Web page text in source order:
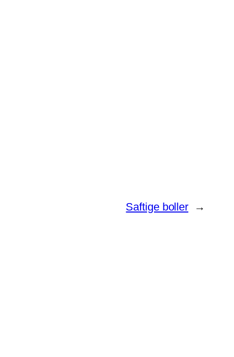
Saftige boller →